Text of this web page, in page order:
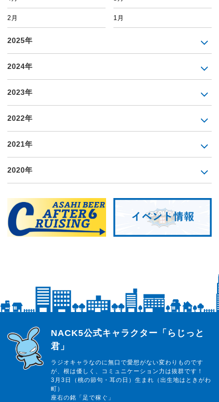
2月 1月
2025年
2024年
2023年
2022年
2021年
2020年
らじっと君
NACK5公式キャラクター「らじっと
君」
ラジオキャラなのに無口で愛想がない変わりものです
が、根は優しく、コミュニケーション力は抜群です！
3月3日（桃の節句・耳の日）生まれ（出生地はときがわ
町）
座右の銘「足で稼ぐ」